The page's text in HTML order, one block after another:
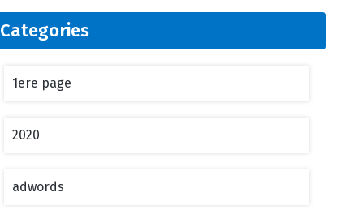
Categories
1ere page
2020
adwords